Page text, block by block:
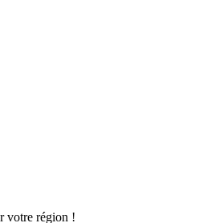
votre région !